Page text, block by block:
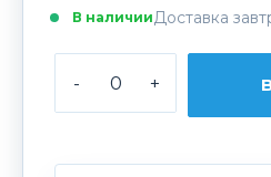
В наличииДоставка
- +